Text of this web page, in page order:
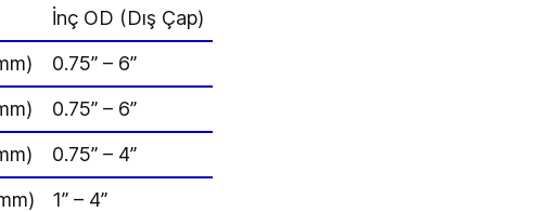
İnç OD (Dış Çap)
0.75” – 6”
0.75” – 6”
0.75” – 4”
1” – 4”